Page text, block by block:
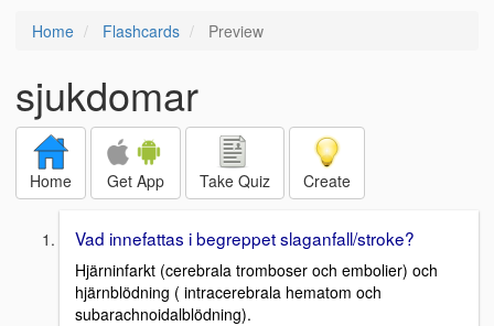
Home Flashcards Preview
sjukdomar
Home Get App Take Quiz Create
Vad innefattas i begreppet slaganfall/stroke?
Hjärninfarkt (cerebrala tromboser och embolier) och
hjärnblödning ( intracerebrala hematom och
subarachnoidalblödning).